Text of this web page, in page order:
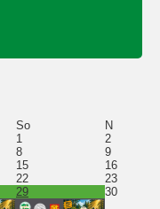
So
N
1
2
8
9
15
16
22
23
29 30